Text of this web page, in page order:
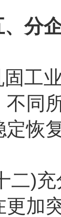
、分
业
不同
定恢
充分
更加